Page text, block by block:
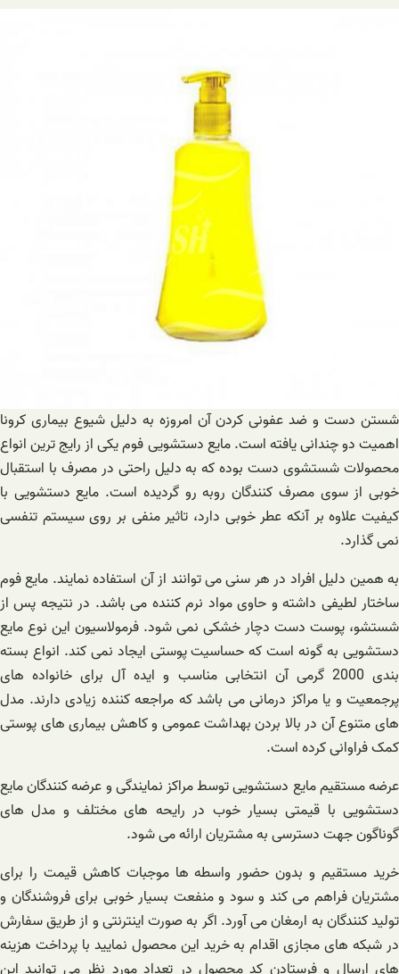
شستن دست و ضد عفونی کردن آن امروزه به دلیل شیوع بیماری کرونا
اهمیت دو چندانی یافته است. مایع دستشویی فوم یکی از رایج ترین انواع
محصولات شستشوی دست بوده که به دلیل راحتی در مصرف با استقبال
خوبی از سوی مصرف کنندگان روبه رو گردیده است. مایع دستشویی با
کیفیت علاوه بر آنکه عطر خوبی دارد، تاثیر منفی بر روی سیستم تنفسی
نمی گذارد.
به همین دلیل افراد در هر سنی می توانند از آن استفاده نمایند. مایع فوم
ساختار لطیفی داشته و حاوی مواد نرم کننده می باشد. در نتیجه پس از
شستشو، پوست دست دچار خشکی نمی شود. فرمولاسیون این نوع مایع
دستشویی به گونه است که حساسیت پوستی ایجاد نمی کند. انواع بسته
بندی 2000 گرمی آن انتخابی مناسب و ایده آل برای خانواده های
پرجمعیت و یا مراکز درمانی می باشد که مراجعه کننده زیادی دارند. مدل
های متنوع آن در بالا بردن بهداشت عمومی و کاهش بیماری های پوستی
کمک فراوانی کرده است.
عرضه مستقیم مایع دستشویی توسط مراکز نمایندگی و عرضه کنندگان مایع
دستشویی با قیمتی بسیار خوب در رایحه های مختلف و مدل های
گوناگون جهت دسترسی به مشتریان ارائه می شود.
خرید مستقیم و بدون حضور واسطه ها موجبات کاهش قیمت را برای
مشتریان فراهم می کند و سود و منفعت بسیار خوبی برای فروشندگان و
تولید کنندگان به ارمغان می آورد. اگر به صورت اینترنتی و از طریق سفارش
در شبکه های مجازی اقدام به خرید این محصول نمایید با پرداخت هزینه